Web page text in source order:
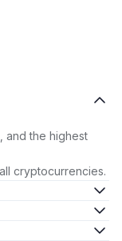
and the highest
cryptocurrencies.